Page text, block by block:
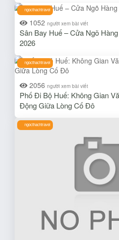
ngocthachtravel
1052 người xem bài viết
Sân Bay Huế – Cửa Ngõ
2026
ngocthachtravel
2056 người xem bài viết
Phố Đi Bộ Huế: Không Gian
Động Giữa Lòng Cố Đô
ngocthachtravel